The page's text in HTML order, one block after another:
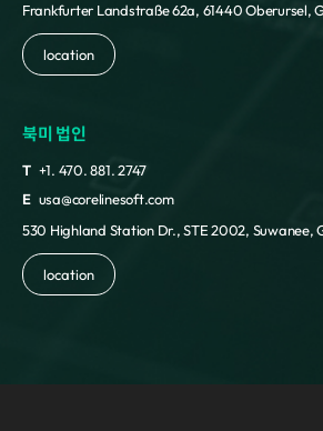
Frankfurter Landstraße 62a, 61440 Oberursel,
location
북미 법인
T +1. 470. 881. 2747
E usa@corelinesoft.com
530 Highland Station Dr., STE 2002, Suwanee,
location